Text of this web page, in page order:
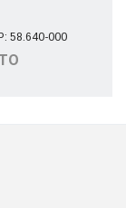
58.640-000